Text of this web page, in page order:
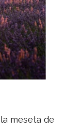
meseta de